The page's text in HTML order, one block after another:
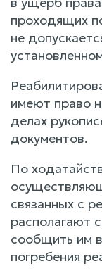
проходящих
не
имеют право
делах
документов.
По
связанных с
располагают
сообщить им
погребения